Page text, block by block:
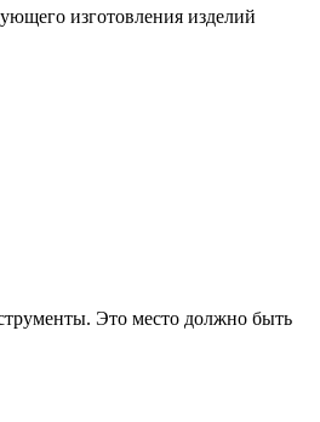
изготовления изделий
Это место должно быть